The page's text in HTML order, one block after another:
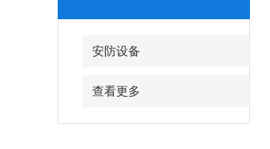
安防设备
查看更多